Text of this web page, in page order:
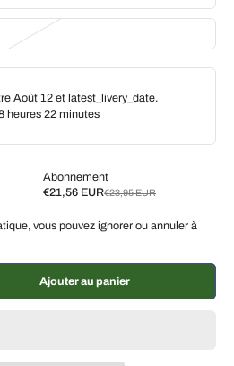
Août 12 et latest_livery_date.
heures 22 minutes
Abonnement
€21,56 EUR€23,95 EUR
10 % de réduction
7 % de réduction
€22,27 EUR
% de réduction
vous pouvez ignorer ou annuler à
Ajouter au panier